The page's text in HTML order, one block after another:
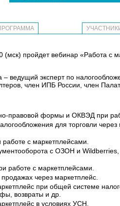
(мск) пройдет вебинар «Работа с
ведущий эксперт по
член ИПБ России, член
правовой формы и ОКВЭД при
для торговли
с маркетплейсами.
с ОЗОН и
работе с маркетплейсами.
через маркетплейс.
при общей системе
возвраты и др.
в условиях УСН.